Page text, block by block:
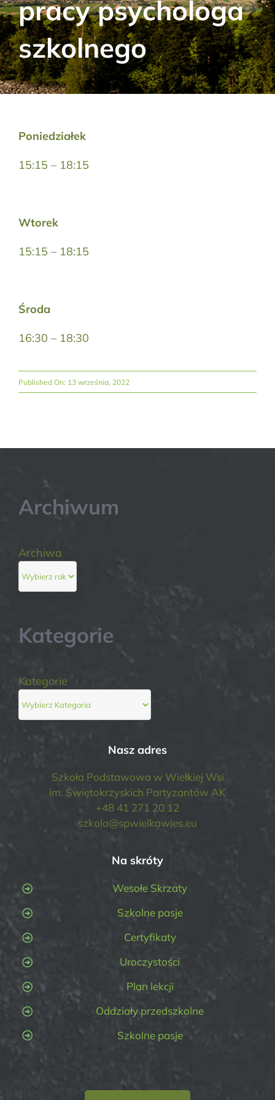
Aktualności
Kontakt
RODO
pracy psychologa
szkolnego
Poniedziałek
15:15 – 18:15
Wtorek
15:15 – 18:15
Środa
16:30 – 18:30
Published On: 13 września, 2022
Archiwum
Archiwa
Kategorie
Kategorie
Nasz adres
Szkoła Podstawowa w Wielkiej Wsi
im. Świętokrzyskich Partyzantów AK
+48 41 271 20 12
szkola@spwielkawies.eu
Na skróty
Wesołe Skrzaty
Szkolne pasje
Certyfikaty
Uroczystości
Plan lekcji
Oddziały przedszkolne
Szkolne pasje